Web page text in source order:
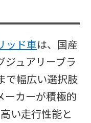
ッド車は、国産
ジュアリーブラ
で幅広い選択肢
ーカーが積極的
い走行性能と